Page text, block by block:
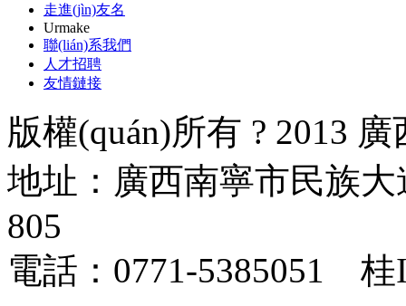
走進(jìn)友名
Urmake
聯(lián)系我們
人才招聘
友情鏈接
版權(quán)所有 ? 2013
地址：廣西南寧市民族大
805
電話：0771-5385051